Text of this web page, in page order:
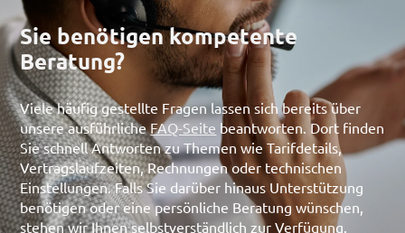
Sie benötigen kompetente
Beratung?
Viele häufig gestellte Fragen lassen sich bereits über
unsere ausführlicheFAQ-Seite beantworten. Dort finden
Sie schnell Antworten zu Themen wie Tarifdetails,
Vertragslaufzeiten, Rechnungen oder technischen
Einstellungen. Falls Sie darüber hinaus Unterstützung
benötigen oder eine persönliche Beratung wünschen,
stehen wir Ihnen selbstverständlich zur Verfügung.